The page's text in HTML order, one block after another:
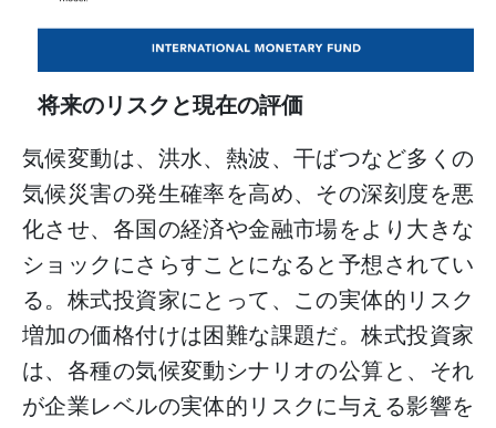
将来のリスクと現在の評価
気候変動は、洪水、熱波、干ばつなど多くの
気候災害の発生確率を高め、その深刻度を悪
化させ、各国の経済や金融市場をより大きな
ショックにさらすことになると予想されてい
る。株式投資家にとって、この実体的リスク
増加の価格付けは困難な課題だ。株式投資家
は、各種の気候変動シナリオの公算と、それ
が企業レベルの実体的リスクに与える影響を